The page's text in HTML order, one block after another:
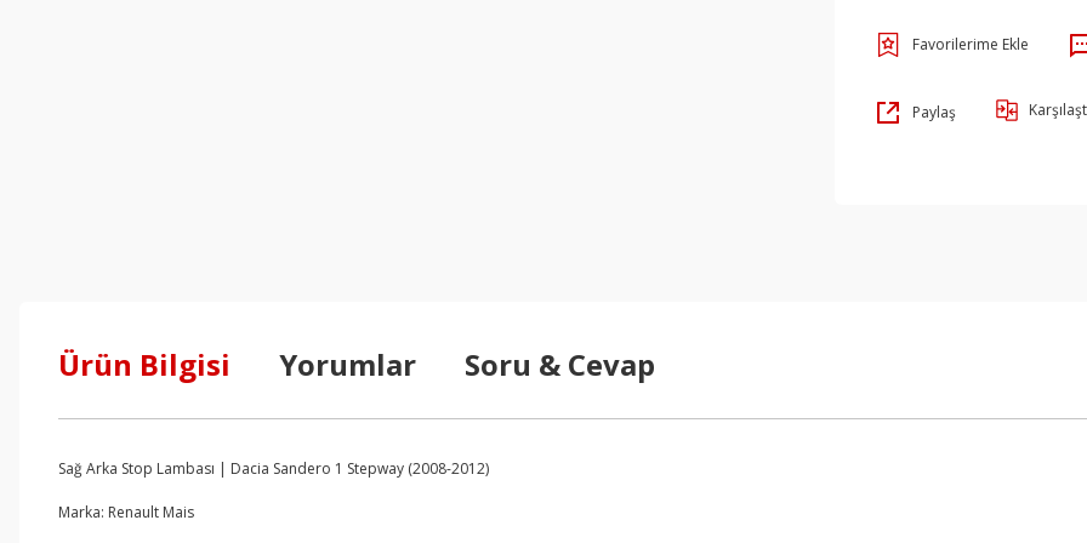
Paylaş
Ürün Bilgisi Yorumlar Soru & Cevap
Sağ Arka Stop Lambası | Dacia Sandero 1 Stepway (2008-2012)
Marka: Renault Mais